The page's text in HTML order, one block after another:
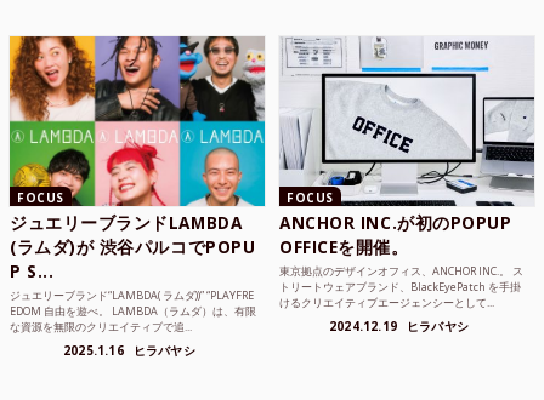
FOCUS
ジュエリーブランドLAMBDA
(ラムダ)が 渋谷パルコでPOPU
P S...
ジュエリーブランド“LAMBDA( ラムダ))” “PLAYFRE
EDOM 自由を遊べ。 LAMBDA（ラムダ）は、有限
な資源を無限のクリエイティブで追...
2025.1.16 ヒラバヤシ
FOCUS
ANCHOR INC.が初のPOPUP
OFFICEを開催。
東京拠点のデザインオフィス、ANCHOR INC.。 ス
トリートウェアブランド、BlackEyePatch を手掛
けるクリエイティブエージェンシーとして...
2024.12.19 ヒラバヤシ